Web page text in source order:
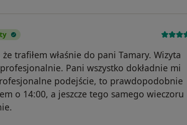
trafiłem właśnie do pani Tamary. Wizyta
Pani wszystko dokładnie mi
podejście, to prawdopodobnie
o 14:00, a jeszcze tego samego wieczoru